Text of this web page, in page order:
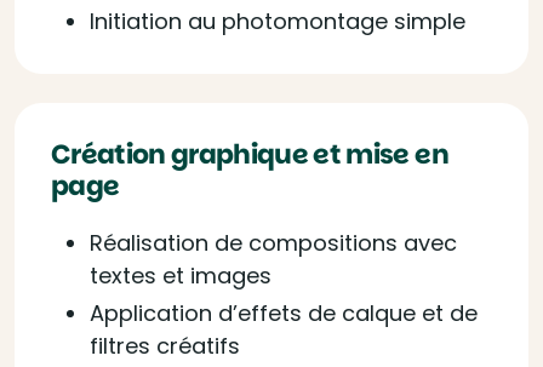
Initiation au photomontage simple
Création graphique et mise en
page
Réalisation de compositions avec
textes et images
Application d’effets de calque et de
filtres créatifs